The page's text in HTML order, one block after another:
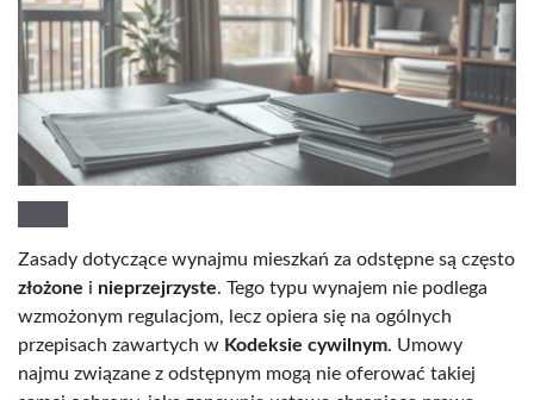
Zasady dotyczące wynajmu mieszkań za odstępne są często
złożone i nieprzejrzyste. Tego typu wynajem nie podlega
wzmożonym regulacjom, lecz opiera się na ogólnych
przepisach zawartych w Kodeksie cywilnym. Umowy
najmu związane z odstępnym mogą nie oferować takiej